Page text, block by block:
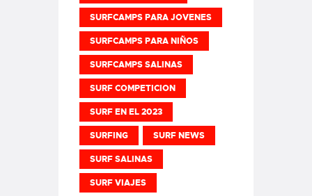
SURFCAMPS PARA JOVENES
SURFCAMPS PARA NIÑOS
SURFCAMPS SALINAS
SURF COMPETICION
SURF EN EL 2023
SURFING SURF NEWS
SURF SALINAS
SURF VIAJES